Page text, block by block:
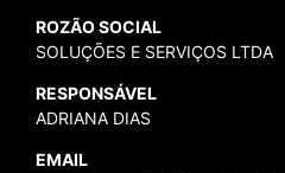
ROZÃO SOCIAL
SOLUÇÕES E SERVIÇOS LTDA
RESPONSÁVEL
ADRIANA DIAS
EMAIL